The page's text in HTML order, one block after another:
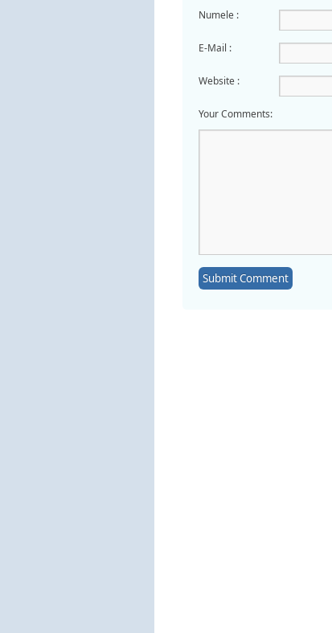
Numele :
E-Mail :
Website :
Your Comments: